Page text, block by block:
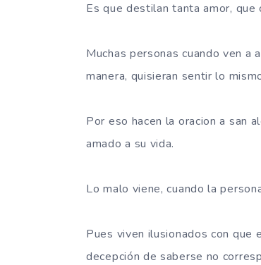
Es que destilan tanta amor,
Muchas personas cuando ven a
manera, quisieran sentir lo
Por eso hacen la oracion a san
amado a su vida.
Lo malo viene, cuando la
Pues viven ilusionados con que
decepción de saberse no